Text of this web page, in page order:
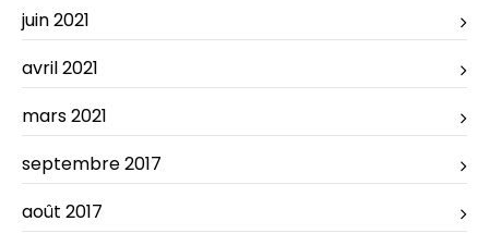
juin 2021
avril 2021
mars 2021
septembre 2017
août 2017